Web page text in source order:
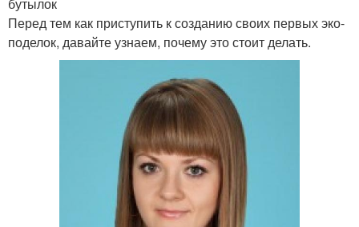
Перед тем как приступить к созданию своих первых эко-
поделок, давайте узнаем, почему это стоит делать.